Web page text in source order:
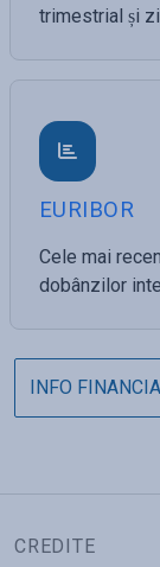
trimestrial și
EURIBOR
Cele mai
dobânzilor
INFO
CREDITE